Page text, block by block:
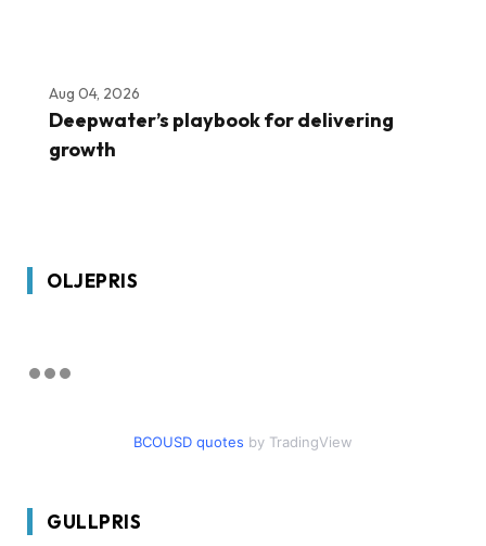
Aug 04, 2026
Deepwater’s playbook for delivering
growth
OLJEPRIS
BCOUSD quotes by TradingView
GULLPRIS